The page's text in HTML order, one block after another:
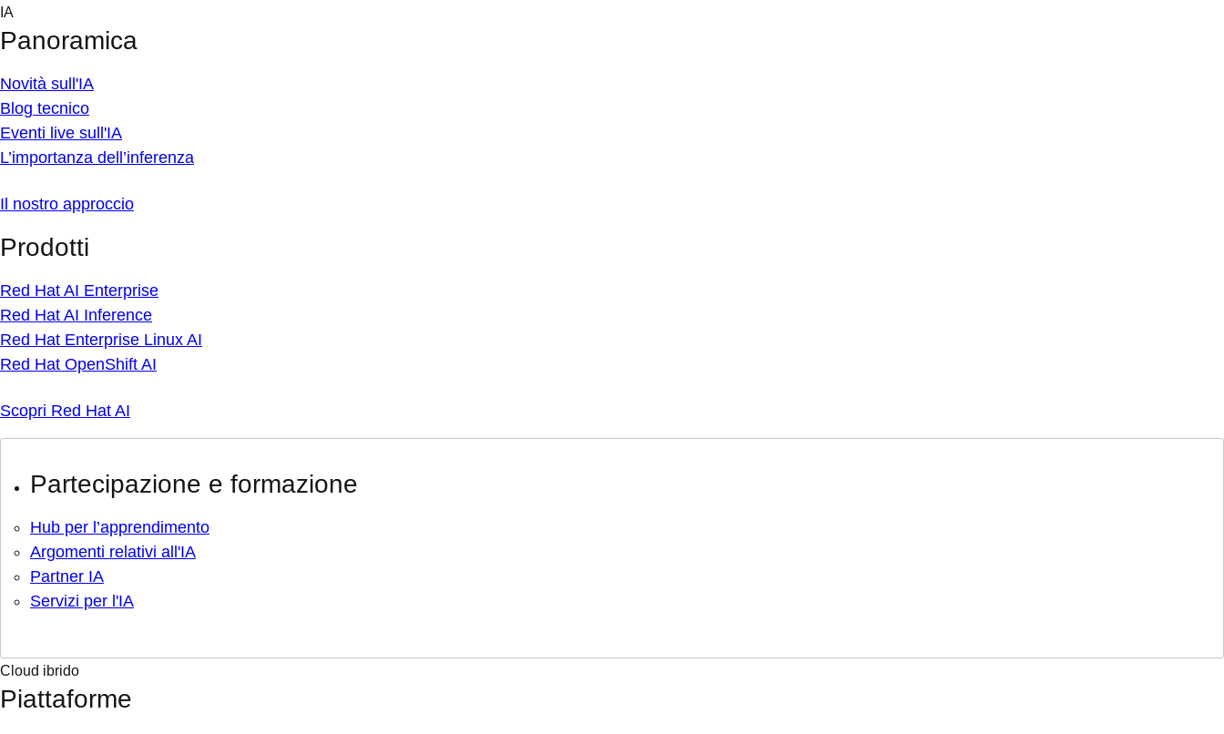
Skip
content
IA
Panoramica
Novità sull'IA
Blog tecnico
Eventi live sull'IA
L’importanza dell’inferenza
Il nostro approccio
Prodotti
Red Hat AI Enterprise
Red Hat AI Inference
Red Hat Enterprise Linux AI
Red Hat OpenShift AI
Scopri Red Hat AI
Partecipazione e formazione
Hub per l’apprendimento
Argomenti relativi all'IA
Partner IA
Servizi per l'IA
Cloud ibrido
Piattaforme